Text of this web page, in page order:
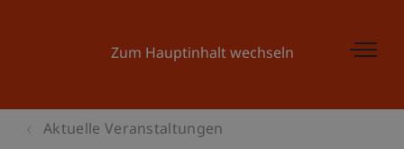
Zum Hauptinhalt wechseln
Aktuelle Veranstaltungen